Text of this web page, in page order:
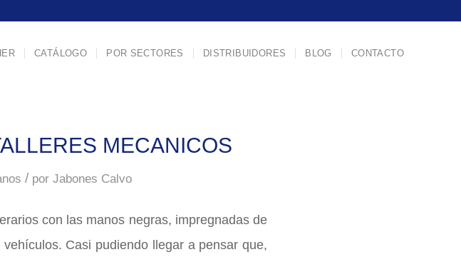
CATÁLOGO POR SECTORES DISTRIBUIDORES BLOG CONTACTO
MECANICOS
/ por Jabones Calvo
con las manos negras, impregnadas de
Casi pudiendo llegar a pensar que,